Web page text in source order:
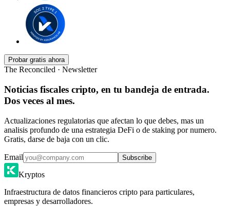
Probar gratis ahora
The Reconciled · Newsletter
Noticias fiscales cripto, en tu bandeja de entrada.
Dos veces al mes.
Actualizaciones regulatorias que afectan lo que debes, mas un
analisis profundo de una estrategia DeFi o de staking por numero.
Gratis, darse de baja con un clic.
Email Subscribe
Kryptos
Infraestructura de datos financieros cripto para particulares,
empresas y desarrolladores.